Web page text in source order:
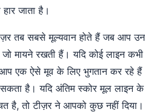
जाता है।
तब सबसे मूल्यवान होते हैं जब आप उन
जो मायने रखती हैं। यदि कोई लाइन कभी
एक ऐसे मूव के लिए भुगतान कर रहे हैं
सकता है। यदि अंतिम स्कोर मूल लाइन के
है, तो टीज़र ने आपको कुछ नहीं दिया।